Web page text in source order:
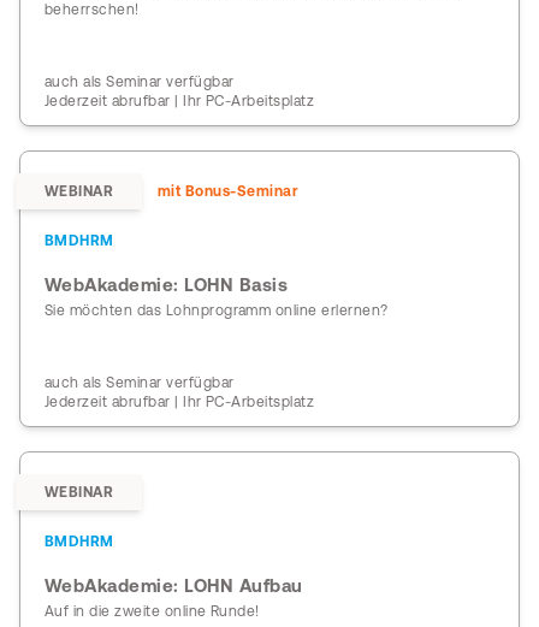
beherrschen!
auch als Seminar verfügbar
Jederzeit abrufbar | Ihr PC-Arbeitsplatz
WEBINAR mit Bonus-Seminar
BMDHRM
WebAkademie: LOHN Basis
Sie möchten das Lohnprogramm online erlernen?
auch als Seminar verfügbar
Jederzeit abrufbar | Ihr PC-Arbeitsplatz
WEBINAR
BMDHRM
WebAkademie: LOHN Aufbau
Auf in die zweite online Runde!